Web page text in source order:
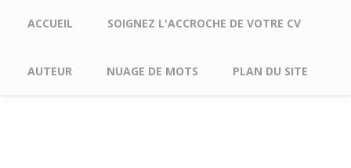
ACCUEIL SOIGNEZ L'ACCROCHE DE VOTRE CV
AUTEUR NUAGE DE MOTS PLAN DU SITE